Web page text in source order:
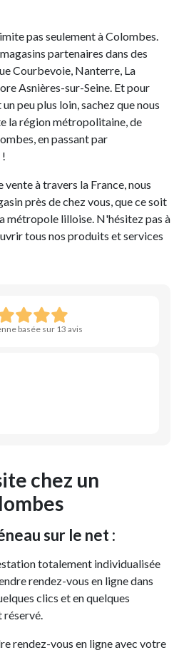
pas seulement à Colombes.
partenaires dans des
Courbevoie, Nanterre, La
Asnières-sur-Seine. Et pour
peu plus loin, sachez que nous
la région métropolitaine, de
en passant par
à travers la France, nous
près de chez vous, que ce soit
métropole lilloise. N'hésitez pas à
tous nos produits et services
basée sur 13 avis
chez un
sur le net :
totalement individualisée
rendez-vous en ligne dans
clics et en quelques
réservé.
rendez-vous en ligne avec votre